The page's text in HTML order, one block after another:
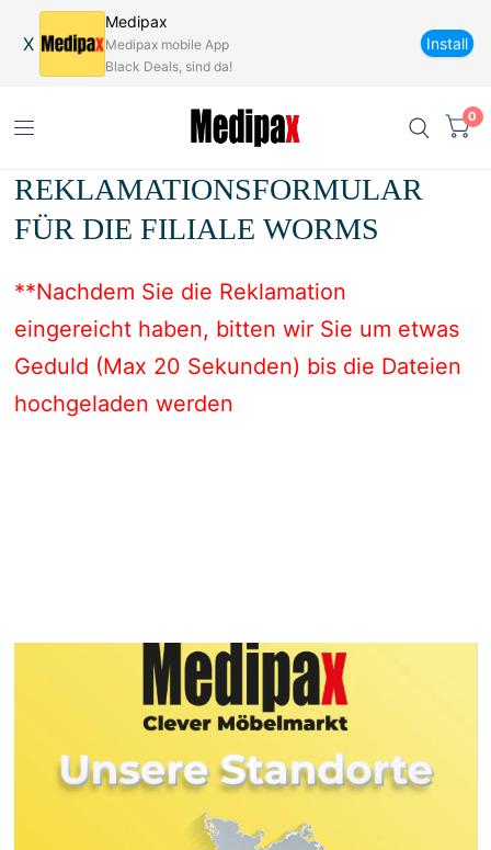
X
Medipax
Medipax mobile App
Black Deals, sind da!
Install
0
REKLAMATIONSFORMULAR
FÜR DIE FILIALE WORMS
**Nachdem Sie die Reklamation
eingereicht haben, bitten wir Sie um etwas
Geduld (Max 20 Sekunden) bis die Dateien
hochgeladen werden